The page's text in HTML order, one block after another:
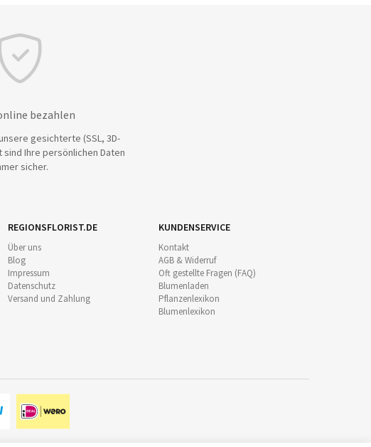
bezahlen
gesichterte (SSL, 3D-
Ihre persönlichen Daten
sicher.
REGIONSFLORIST.DE
Über uns
Blog
Impressum
Datenschutz
Versand und Zahlung
KUNDENSERVICE
Kontakt
AGB & Widerruf
Oft gestellte Fragen (FAQ)
Blumenladen
Pflanzenlexikon
Blumenlexikon